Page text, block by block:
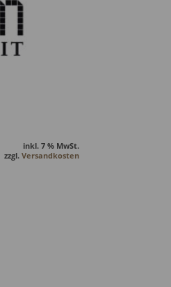
inkl. 7 % MwSt.
zzgl. Versandkosten